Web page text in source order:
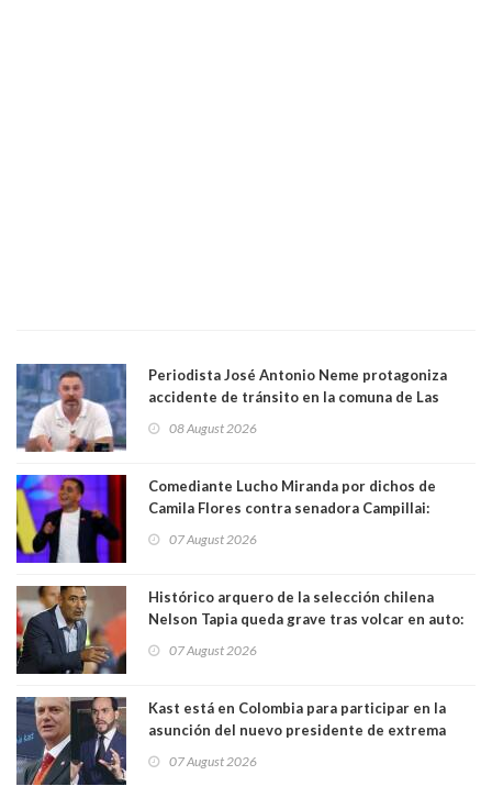
Periodista José Antonio Neme protagoniza
accidente de tránsito en la comuna de Las
08 August 2026
Comediante Lucho Miranda por dichos de
Camila Flores contra senadora Campillai:
forma de quitar dignidad"
07 August 2026
Histórico arquero de la selección chilena
Nelson Tapia queda grave tras volcar en auto:
07 August 2026
Kast está en Colombia para participar en la
asunción del nuevo presidente de extrema
07 August 2026